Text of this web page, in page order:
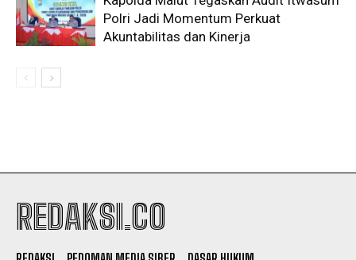
Polri Jadi Momentum Perkuat
Akuntabilitas dan Kinerja
REDAKSI.CO